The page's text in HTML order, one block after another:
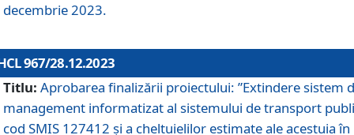
decembrie 2023.
967/28.12.2023
Titlu: Aprobarea finalizării proiectului: ”Extindere sistem
management informatizat al sistemului de transport
cod SMIS 127412 și a cheltuielilor estimate ale acestuia în